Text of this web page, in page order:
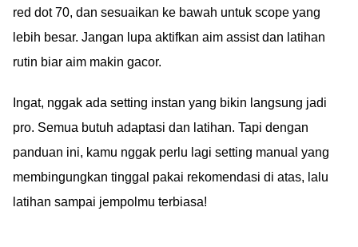
red dot 70, dan sesuaikan ke bawah untuk scope yang
lebih besar. Jangan lupa aktifkan aim assist dan latihan
rutin biar aim makin gacor.
Ingat, nggak ada setting instan yang bikin langsung jadi
pro. Semua butuh adaptasi dan latihan. Tapi dengan
panduan ini, kamu nggak perlu lagi setting manual yang
membingungkan tinggal pakai rekomendasi di atas, lalu
latihan sampai jempolmu terbiasa!